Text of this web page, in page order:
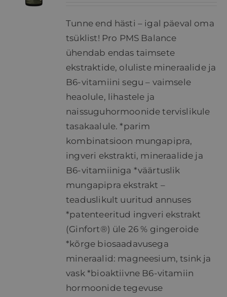
Tunne end hästi – igal päeval oma
tsüklist! Pro PMS Balance
ühendab endas taimsete
ekstraktide, oluliste mineraalide ja
B6-vitamiini segu – vaimsele
heaolule, lihastele ja
naissuguhormoonide tervislikule
tasakaalule. *parim
kombinatsioon mungapipra,
ingveri ekstrakti, mineraalide ja
B6-vitamiiniga *väärtuslik
mungapipra ekstrakt –
teaduslikult uuritud annuses
*patenteeritud ingveri ekstrakt
(Ginfort®) üle 26 % gingeroide
*kõrge biosaadavusega
mineraalid: magneesium, tsink ja
vask *bioaktiivne B6-vitamiin
hormoonide tegevuse